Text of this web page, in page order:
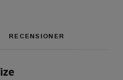
RECENSIONER